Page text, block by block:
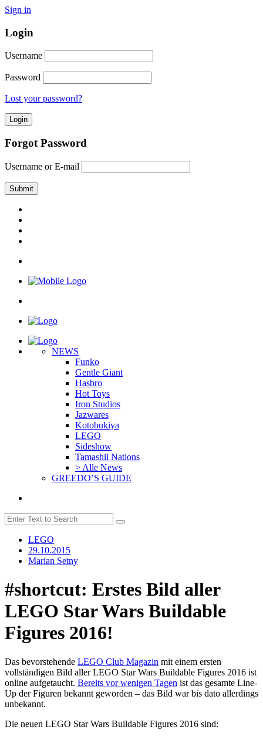
Sign in
Login
Username
Password
Lost your password?
Forgot Password
Username or E-mail
NEWS
Funko
Gentle Giant
Hasbro
Hot Toys
Iron Studios
Jazwares
Kotobukiya
LEGO
Sideshow
Tamashii Nations
> Alle News
GREEDO’S GUIDE
LEGO
29.10.2015
Marian Setny
#shortcut: Erstes Bild aller
LEGO Star Wars Buildable
Figures 2016!
Das bevorstehende LEGO Club Magazin mit einem ersten
vollständigen Bild aller LEGO Star Wars Buildable Figures 2016 ist
online aufgetaucht. Bereits vor wenigen Tagen ist das gesamte Line-
Up der Figuren bekannt geworden – das Bild war bis dato allerdings
unbekannt.
Die neuen LEGO Star Wars Buildable Figures 2016 sind: